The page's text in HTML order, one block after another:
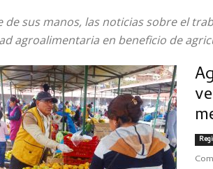
de sus manos, las noticias sobre el
agroalimentaria en beneficio de